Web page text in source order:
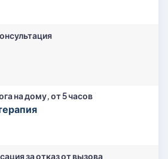
на дому, от 5 часов
за отказ от вызова